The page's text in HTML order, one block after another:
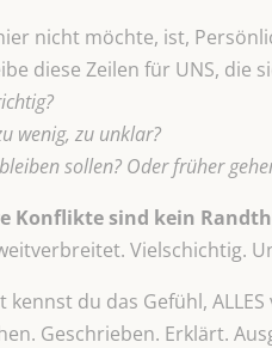
nicht möchte, ist,
diese Zeilen für UNS, die
wenig, zu unklar?
sollen? Oder früher
Konflikte sind kein
Vielschichtig.
kennst du das Gefühl,
Geschrieben. Erklärt.